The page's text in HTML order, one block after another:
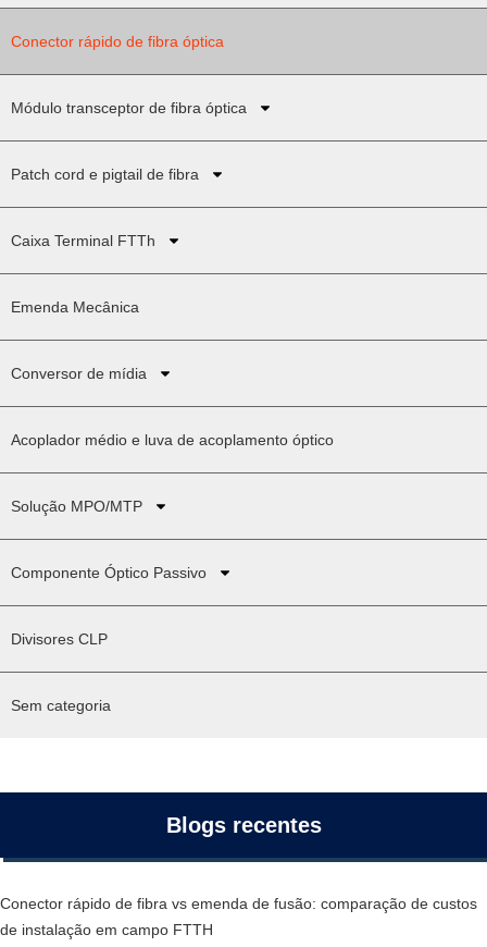
Conector rápido de fibra óptica
Módulo transceptor de fibra óptica
Patch cord e pigtail de fibra
Caixa Terminal FTTh
Emenda Mecânica
Conversor de mídia
Acoplador médio e luva de acoplamento óptico
Solução MPO/MTP
Componente Óptico Passivo
Divisores CLP
Sem categoria
Blogs recentes
Conector rápido de fibra vs emenda de fusão: comparação de custos
de instalação em campo FTTH